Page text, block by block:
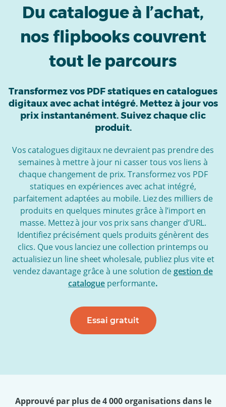
Du catalogue à l’achat,
nos flipbooks couvrent
tout le parcours
Transformez vos PDF statiques en catalogues
digitaux avec achat intégré. Mettez à jour vos
prix instantanément. Suivez chaque clic
produit.
Vos catalogues digitaux ne devraient pas prendre des
semaines à mettre à jour ni casser tous vos liens à
chaque changement de prix. Transformez vos PDF
statiques en expériences avec achat intégré,
parfaitement adaptées au mobile. Liez des milliers de
produits en quelques minutes grâce à l’import en
masse. Mettez à jour vos prix sans changer d’URL.
Identifiez précisément quels produits génèrent des
clics. Que vous lanciez une collection printemps ou
actualisiez un line sheet wholesale, publiez plus vite et
vendez davantage grâce à une solution degestion de
catalogue performante.
Essai gratuit
Approuvé par plus de 4 000 organisations dans le